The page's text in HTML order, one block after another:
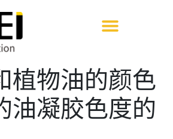
植物油的颜色
油凝胶色度的